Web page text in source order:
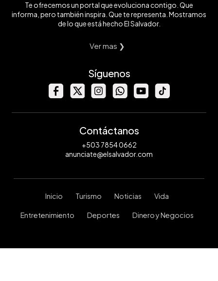
Te ofrecemos un portal que evoluciona contigo. Que
informa, pero también inspira. Que te representa. Mostramos
de lo que está hecho El Salvador.
Ver mas ❯
Síguenos
Contáctanos
+503 7854 0662
anunciate@elsalvador.com
Inicio Turismo Noticias Vida
Entretenimiento Deportes Dinero y Negocios